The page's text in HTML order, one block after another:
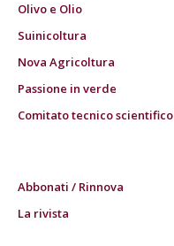
Olivo e Olio
Suinicoltura
Nova Agricoltura
Passione in verde
Comitato tecnico scientifico
Abbonati / Rinnova
La rivista